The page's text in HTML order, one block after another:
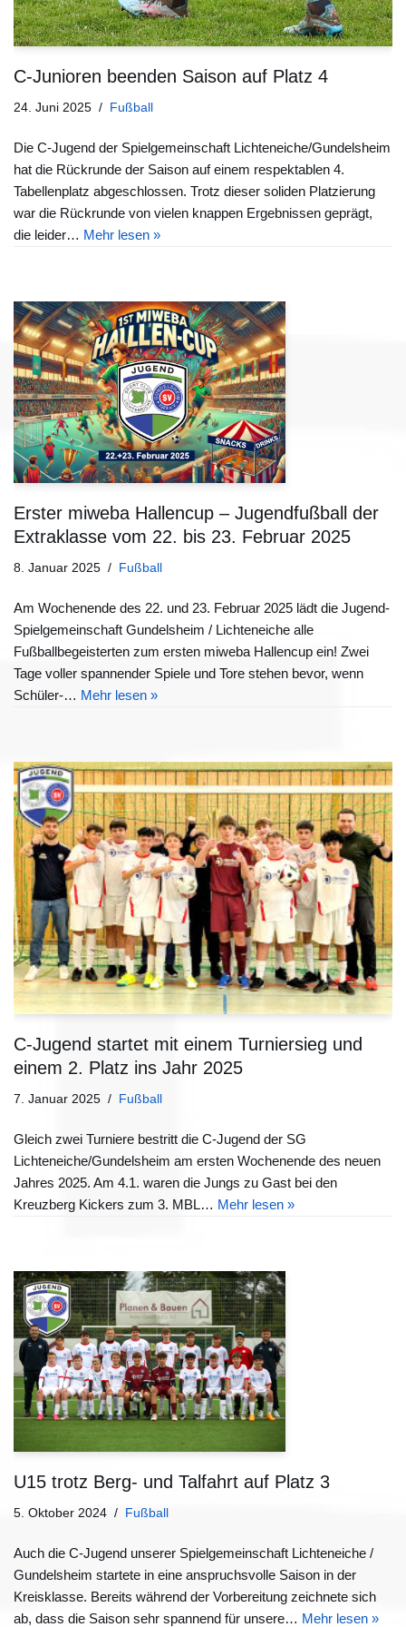
C-Junioren beenden Saison auf Platz 4
24. Juni 2025 Fußball
Die C-Jugend der Spielgemeinschaft Lichteneiche/Gundelsheim
hat die Rückrunde der Saison auf einem respektablen 4.
Tabellenplatz abgeschlossen. Trotz dieser soliden Platzierung
war die Rückrunde von vielen knappen Ergebnissen geprägt,
die leider… Mehr lesen »
Erster miweba Hallencup – Jugendfußball der
Extraklasse vom 22. bis 23. Februar 2025
8. Januar 2025 Fußball
Am Wochenende des 22. und 23. Februar 2025 lädt die Jugend-
Spielgemeinschaft Gundelsheim / Lichteneiche alle
Fußballbegeisterten zum ersten miweba Hallencup ein! Zwei
Tage voller spannender Spiele und Tore stehen bevor, wenn
Schüler-… Mehr lesen »
C-Jugend startet mit einem Turniersieg und
einem 2. Platz ins Jahr 2025
7. Januar 2025 Fußball
Gleich zwei Turniere bestritt die C-Jugend der SG
Lichteneiche/Gundelsheim am ersten Wochenende des neuen
Jahres 2025. Am 4.1. waren die Jungs zu Gast bei den
Kreuzberg Kickers zum 3. MBL… Mehr lesen »
U15 trotz Berg- und Talfahrt auf Platz 3
5. Oktober 2024 Fußball
Auch die C-Jugend unserer Spielgemeinschaft Lichteneiche /
Gundelsheim startete in eine anspruchsvolle Saison in der
Kreisklasse. Bereits während der Vorbereitung zeichnete sich
ab, dass die Saison sehr spannend für unsere… Mehr lesen »